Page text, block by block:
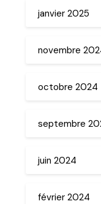
janvier 2025
novembre
octobre 2024
septembre
juin 2024
février 2024